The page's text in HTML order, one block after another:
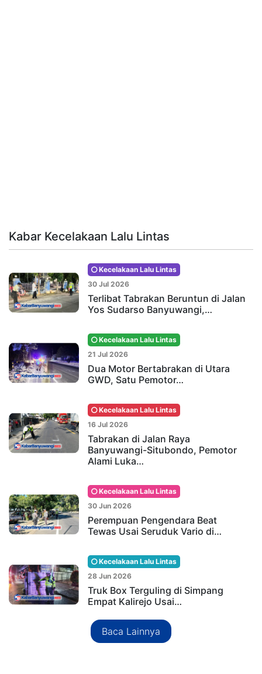
Kabar Kecelakaan Lalu Lintas
Kecelakaan Lalu Lintas
30 Jul 2026
Terlibat Tabrakan Beruntun di Jalan
Yos Sudarso Banyuwangi,…
Kecelakaan Lalu Lintas
21 Jul 2026
Dua Motor Bertabrakan di Utara
GWD, Satu Pemotor…
Kecelakaan Lalu Lintas
16 Jul 2026
Tabrakan di Jalan Raya
Banyuwangi-Situbondo, Pemotor
Alami Luka…
Kecelakaan Lalu Lintas
30 Jun 2026
Perempuan Pengendara Beat
Tewas Usai Seruduk Vario di…
Kecelakaan Lalu Lintas
28 Jun 2026
Truk Box Terguling di Simpang
Empat Kalirejo Usai…
Baca Lainnya